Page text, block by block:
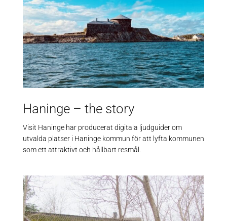
Haninge – the story
Visit Haninge har producerat digitala ljudguider om
utvalda platser i Haninge kommun för att lyfta kommunen
som ett attraktivt och hållbart resmål.